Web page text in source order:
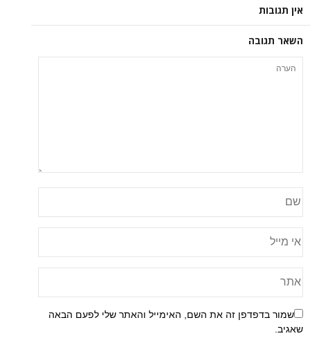
אין תגובות
השאר תגובה
שמור בדפדפן זה את השם, האימייל והאתר שלי לפעם הבאה
שאגיב.